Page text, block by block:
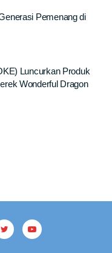
Pemenang di
Luncurkan Produk
Wonderful Dragon